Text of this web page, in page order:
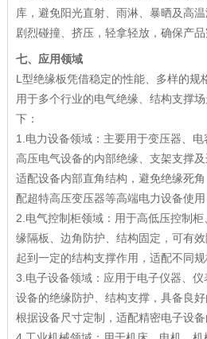
库，避免阳光直射、雨淋、暴晒及高
剧烈碰撞、挤压，轻拿轻放，确保产品
七、应用领域
L型绝缘板凭借稳定的性能、多样的规
用于多个行业的电气绝缘、结构支撑
下：
1.电力设备领域：主要用于变压器、
高压电气设备的内部绝缘、支架支撑
适配设备内部直角结构，避免绝缘死
配超特高压变压器等高端电力设备使用
2.电气控制柜领域：用于高低压控制
缘隔板、边角防护、结构固定，可有
起到一定的结构支撑作用，适配不同
3.电子设备领域：应用于电子仪器、
设备的绝缘防护、结构支撑，具备良
根据设备尺寸定制，适配精密电子设备